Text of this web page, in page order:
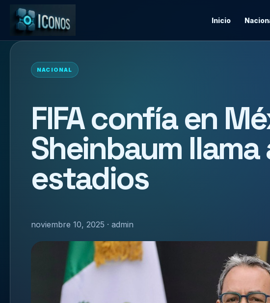
Inicio
NACIONAL
FIFA confía en
Sheinbaum llama
estadios
noviembre 10, 2025 · admin